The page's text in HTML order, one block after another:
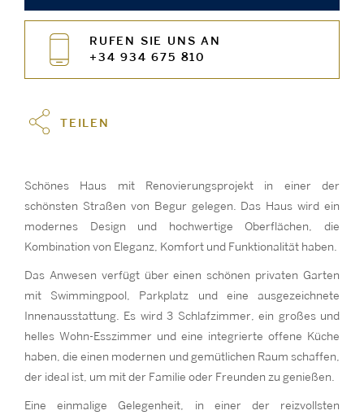
RUFEN SIE UNS AN
+34 934 675 810
TEILEN
Schönes Haus mit Renovierungsprojekt in einer der
schönsten Straßen von Begur gelegen. Das Haus wird ein
modernes Design und hochwertige Oberflächen, die
Kombination von Eleganz, Komfort und Funktionalität haben.
Das Anwesen verfügt über einen schönen privaten Garten
mit Swimmingpool, Parkplatz und eine ausgezeichnete
Innenausstattung. Es wird 3 Schlafzimmer, ein großes und
helles Wohn-Esszimmer und eine integrierte offene Küche
haben, die einen modernen und gemütlichen Raum schaffen,
der ideal ist, um mit der Familie oder Freunden zu genießen.
Eine einmalige Gelegenheit, in einer der reizvollsten